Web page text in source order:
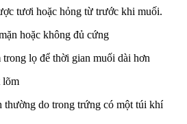
tươi hoặc hỏng từ trước khi muối.
hoặc không đủ cứng
lọ để thời gian muối dài hơn
lõm
thường do trong trứng có một túi khí